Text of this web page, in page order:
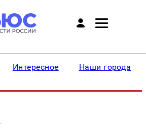
Интересное Наши города